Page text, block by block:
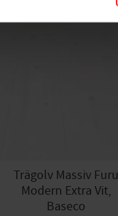
Trägolv Massiv Furu
Modern Extra Vit,
Baseco